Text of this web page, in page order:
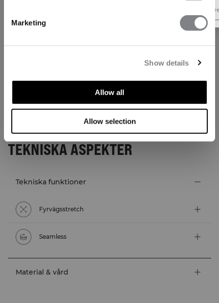
Marketing
Show details
Allow all
Allow selection
TEKNISKA ASPEKTER
Tekniska funktioner
Fyrvägsstretch
Seamless
Material & vård